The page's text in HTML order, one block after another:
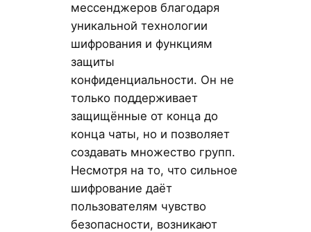
мессенджеров благодаря
уникальной технологии
шифрования и функциям
защиты
конфиденциальности. Он не
только поддерживает
защищённые от конца до
конца чаты, но и позволяет
создавать множество групп.
Несмотря на то, что сильное
шифрование даёт
пользователям чувство
безопасности, возникают